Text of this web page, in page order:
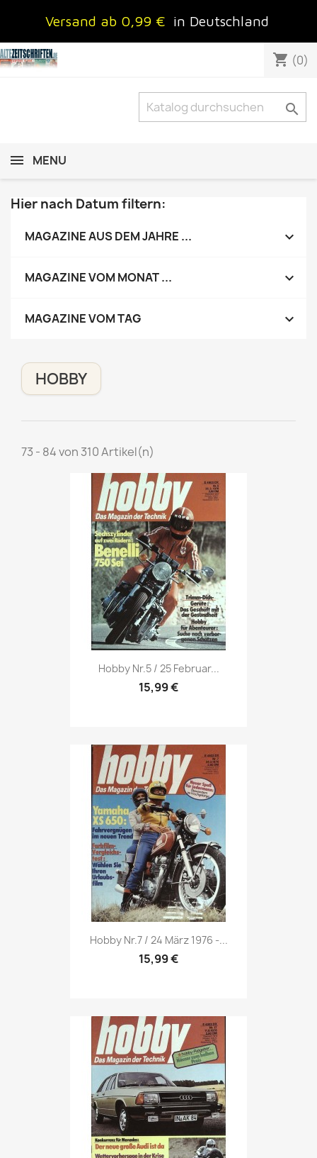
Versand ab 0,99 € in Deutschland
shopping_cart (0)

MENU
Hier nach Datum filtern:
MAGAZINE AUS DEM JAHRE ... 
MAGAZINE VOM MONAT ... 
MAGAZINE VOM TAG 
HOBBY
73 - 84 von 310 Artikel(n)
Vorschau
Hobby Nr.5 / 25 Februar...
15,99 €
Vorschau
Hobby Nr.7 / 24 März 1976 -...
15,99 €